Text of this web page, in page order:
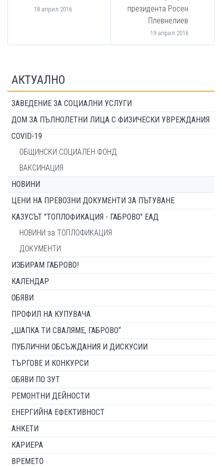
18 април 2016
президента Росен
Плевнелиев
19 април 2016
АКТУАЛНО
ЗАВЕДЕНИЕ ЗА СОЦИАЛНИ УСЛУГИ
ДОМ ЗА ПЪЛНОЛЕТНИ ЛИЦА С ФИЗИЧЕСКИ УВРЕЖДАНИЯ
COVID-19
ОБЩИНСКИ СОЦИАЛЕН ФОНД
ВАКСИНАЦИЯ
НОВИНИ
ЦЕНИ НА ПРЕВОЗНИ ДОКУМЕНТИ ЗА ПЪТУВАНЕ
КАЗУСЪТ "ТОПЛОФИКАЦИЯ - ГАБРОВО" ЕАД
НОВИНИ за ТОПЛОФИКАЦИЯ
ДОКУМЕНТИ
ИЗБИРАМ ГАБРОВО!
КАЛЕНДАР
ОБЯВИ
ПРОФИЛ НА КУПУВАЧА
„ШАПКА ТИ СВАЛЯМЕ, ГАБРОВО“
ПУБЛИЧНИ ОБСЪЖДАНИЯ И ДИСКУСИИ
ТЪРГОВЕ И КОНКУРСИ
ОБЯВИ ПО ЗУТ
РЕМОНТНИ ДЕЙНОСТИ
ЕНЕРГИЙНА ЕФЕКТИВНОСТ
АНКЕТИ
КАРИЕРА
ВРЕМЕТО